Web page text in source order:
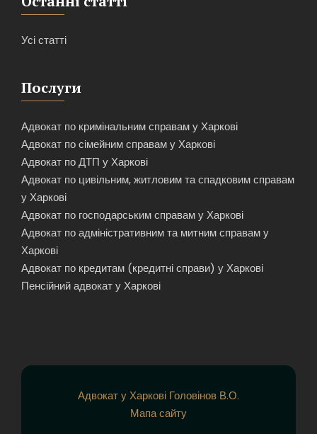
Усі статті
Послуги
Адвокат по кримінальним справам у Харкові
Адвокат по сімейним справам у Харкові
Адвокат по ДТП у Харкові
Адвокат по цивільним, житловим та спадковим справам
у Харкові
Адвокат по господарським справам у Харкові
Адвокат по адміністративним та митним справам у
Харкові
Адвокат по кредитам (кредитні справи) у Харкові
Пенсійний адвокат у Харкові
Адвокат у Харкові Головінов В.О.
Мапа сайту